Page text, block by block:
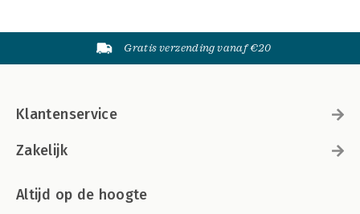
Gratis verzending vanaf €20
Klantenservice
Zakelijk
Altijd op de hoogte